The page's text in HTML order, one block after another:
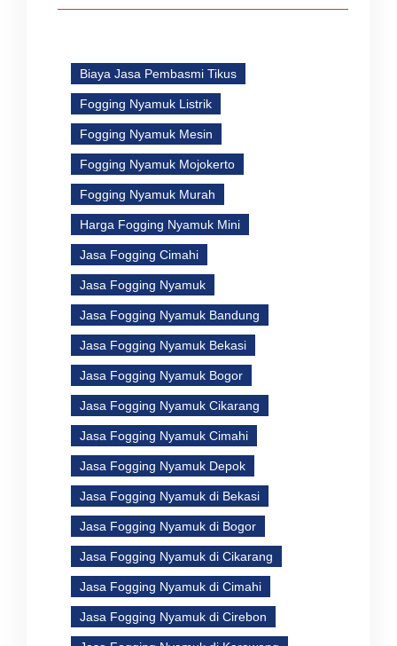
Biaya Jasa Pembasmi Tikus
Fogging Nyamuk Listrik
Fogging Nyamuk Mesin
Fogging Nyamuk Mojokerto
Fogging Nyamuk Murah
Harga Fogging Nyamuk Mini
Jasa Fogging Cimahi
Jasa Fogging Nyamuk
Jasa Fogging Nyamuk Bandung
Jasa Fogging Nyamuk Bekasi
Jasa Fogging Nyamuk Bogor
Jasa Fogging Nyamuk Cikarang
Jasa Fogging Nyamuk Cimahi
Jasa Fogging Nyamuk Depok
Jasa Fogging Nyamuk di Bekasi
Jasa Fogging Nyamuk di Bogor
Jasa Fogging Nyamuk di Cikarang
Jasa Fogging Nyamuk di Cimahi
Jasa Fogging Nyamuk di Cirebon